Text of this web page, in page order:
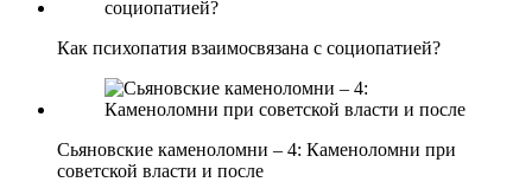
Как психопатия взаимосвязана с социопатией?
Сьяновские каменоломни – 4: Каменоломни при
советской власти и после